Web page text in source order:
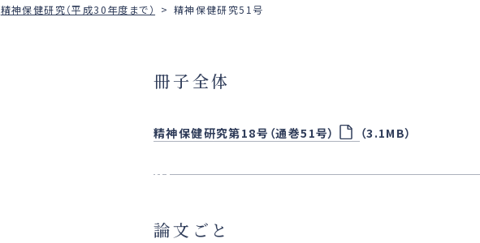
精神保健研究（平成30年度まで） 精神保健研究51号
冊子全体
精神保健研究第18号（通巻51号） （3.1MB）
論文ごと